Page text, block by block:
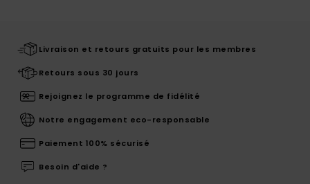
Livraison et retours gratuits pour les membres
Retours sous 30 jours
Rejoignez le programme de fidélité
Notre engagement eco-responsable
Paiement 100% sécurisé
Besoin d'aide ?